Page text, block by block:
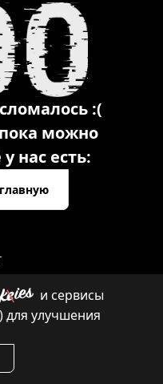
:(
можно
нас есть:
и сервисы
для улучшения